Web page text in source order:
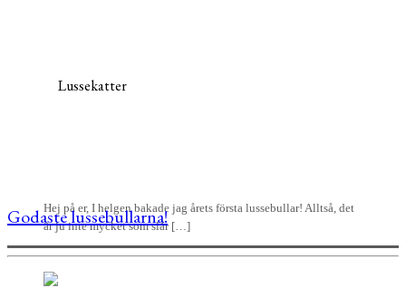
Hej på er, I helgen bakade jag årets första lussebullar! Alltså, det
är ju inte mycket som slår […]
Godaste lussebullarna!